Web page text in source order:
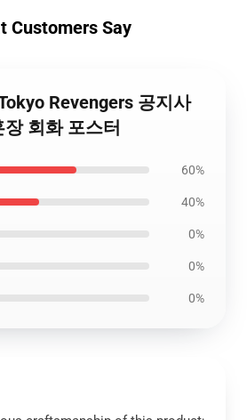
Customers Say
Revengers 공지사
회화 포스터
60%
40%
0%
0%
0%